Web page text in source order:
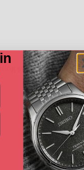
og syntestiske sten.